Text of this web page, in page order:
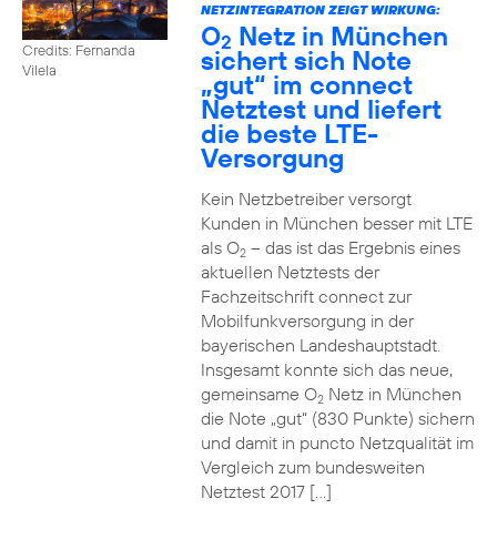
Credits: Fernanda
Vilela
NETZINTEGRATION ZEIGT WIRKUNG:
O2 Netz in München
sichert sich Note
„gut“ im connect
Netztest und liefert
die beste LTE-
Versorgung
Kein Netzbetreiber versorgt
Kunden in München besser mit LTE
als O2– das ist das Ergebnis eines
aktuellen Netztests der
Fachzeitschrift connect zur
Mobilfunkversorgung in der
bayerischen Landeshauptstadt.
Insgesamt konnte sich das neue,
gemeinsame O2Netz in München
die Note „gut“ (830 Punkte) sichern
und damit in puncto Netzqualität im
Vergleich zum bundesweiten
Netztest 2017 […]